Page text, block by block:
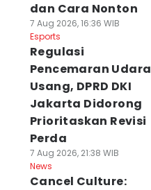
dan Cara Nonton
7 Aug 2026, 16:36 WIB
Esports
Regulasi
Pencemaran Udara
Usang, DPRD DKI
Jakarta Didorong
Prioritaskan Revisi
Perda
7 Aug 2026, 21:38 WIB
News
Cancel Culture: